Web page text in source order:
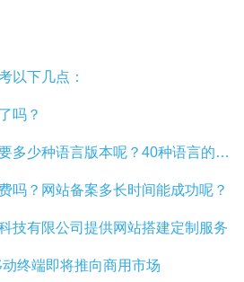
以下几点：
吗？
外贸网站建设到底需要多少种语言版本呢？40种语言的网站建设有必要吗？
吗？网站备案多长时间能成功呢？
技有限公司提供网站搭建定制服务
终端即将推向商用市场